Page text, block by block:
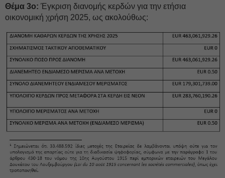
Θέμα 3ο: Έγκριση διανομής κερδών για την ετήσια
οικονομική χρήση 2025, ως ακολούθως: